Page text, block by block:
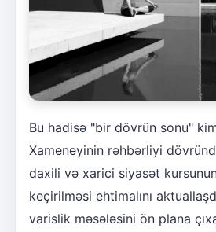
Bu hadisə "bir dövrün sonu"
Xameneyinin rəhbərliyi
daxili və xarici siyasət
keçirilməsi ehtimalını
varislik məsələsini ön plana